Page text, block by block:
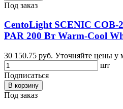
Под заказ
CentoLight SCENIC COB-
PAR 200 Вт Warm-Cool
30 150.75 руб. Уточняйте цены у
шт
Подписаться
В корзину
Под заказ